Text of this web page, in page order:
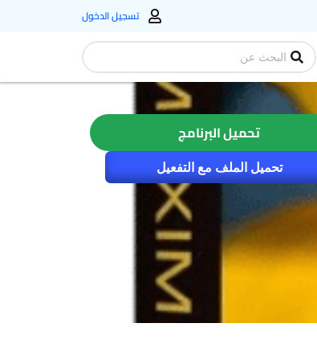
تسجيل الدخول
Search
...
تحميل البرنامج
تحميل الملف مع التفعيل